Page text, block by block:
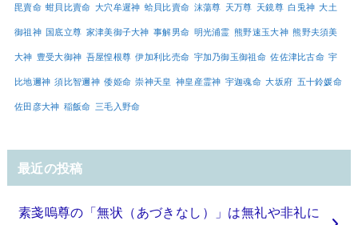
毘賣命 蚶貝比賣命 大穴牟遲神 蛤貝比賣命 沫蕩尊 天万尊 天鏡尊 白兎神 大土
御祖神 国底立尊 家津美御子大神 事解男命 明光浦霊 熊野速玉大神 熊野夫須美
大神 豊受大御神 吾屋惶根尊 伊加利比売命 宇加乃御玉御祖命 佐佐津比古命 宇
比地邇神 須比智邇神 倭姫命 崇神天皇 神皇産霊神 宇迦魂命 大坂府 五十鈴媛命
佐田彦大神 稲飯命 三毛入野命
最近の投稿
素戔嗚尊の「無状（あづきなし）」は無礼や非礼に